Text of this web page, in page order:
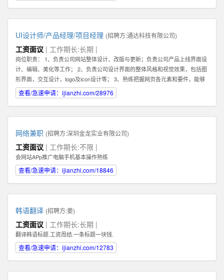
大幅提高管理客户的效率和经营业绩。我们希望你具备这种科学化管理的能力。
有这种能力的人才还可以在将来发展成为销售经理，管理一个业务团队。 6：必
须热爱学习，尤其是要对一个特点行业有兴趣，并愿意深入了解一个行业，掌握
关于该行业的专业知识，这样才能真正服务好你的客户。目前我们希望能够找到
对于创业尤其是互联网创业领域有浓厚兴趣或相关经验的人才。 如果你有激
情，有梦想，并对网络销售充满热爱，愿意接受挑战，也能熟悉使用电脑，QQ
等网络工具，那么不论你的学历如何，专业是什么，这些都不重要。我们都欢迎
UI设计师/产品经理/项目经理 (招聘方:通达科技有限公司)
工资面议 | 工作期长:长期 |
岗位职责： 1、负责公司网站整体设计、改版与更新；负责公司产品上线界面设
计、编辑、美化等工作； 2、负责公司设计界面的整体风格和视觉效果，包括图
形界面，交互设计，logo及icon设计等； 3、熟练把握网页各元素和要件，能够
独立进行网站美工布局的设计； 4、不断完善和熟悉，负责网站整体架构的设计
和网站风格的把握，界面的视觉规划与创意设计工作； 5、认真做好各类信息和
材； 6、负责公司产品包括网页和手机应用程序等的人机交互界面设计，提高用
户使用体验； 7、根据项目具体要求解决各类UI设计和优化问题。 职位要求：
1、一年以上相关专业工作经验。 2、熟练使用设计工具如Photoshop，
Illustrator，Flash等；掌握HTML，XHTML，CSS，XML，JavaScrip等常用语言
软件。 3、具有丰富的视觉创作经验和独到的审美修养 4、具备优秀的网站整体
策划、设计能力,有丰富的网页设计经验.
查看/急速申请：ijianzhi.com/28976
网络兼职 (招聘方:深圳金龙实业有限公司)
工资面议 | 工作期长:不限 |
会网站APp推广电脑手机基本操作熟练
查看/急速申请：ijianzhi.com/18846
韩语翻译 (招聘方:姜)
工资面议 | 工作期长:长期 |
翻译韩语标题.工资周结.一条标题一块钱.
查看/急速申请：ijianzhi.com/12783